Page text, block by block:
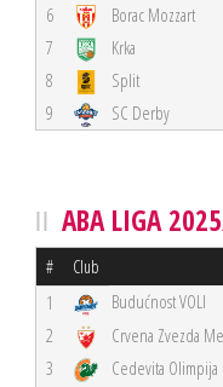
6
Borac Mozzart
7
Krka
8
Split
9
SC Derby
ABA LIGA
# Club
1 Budućnost VOLI
2
Crvena Zvezda
3
Cedevita Olimpija